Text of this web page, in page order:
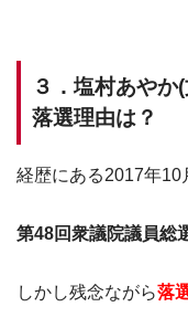
３．塩村あやか
落選理由は？
経歴にある2017年10
第48回衆議院議員総
しかし残念ながら落